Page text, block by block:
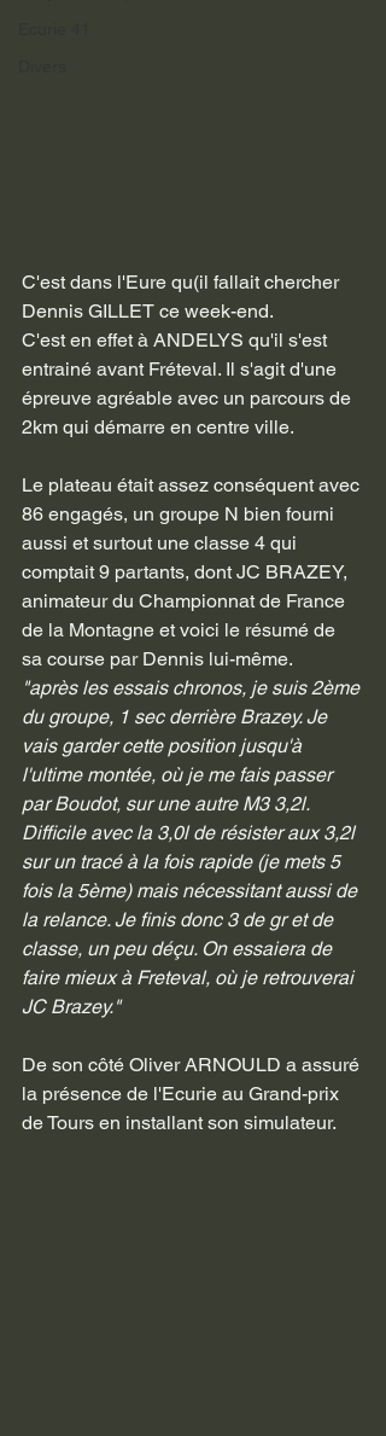
C'est dans l'Eure qu(il fallait chercher
Dennis GILLET ce week-end.
C'est en effet à ANDELYS qu'il s'est
entrainé avant Fréteval. Il s'agit d'une
épreuve agréable avec un parcours de
2km qui démarre en centre ville.
Le plateau était assez conséquent avec
86 engagés, un groupe N bien fourni
aussi et surtout une classe 4 qui
comptait 9 partants, dont JC BRAZEY,
animateur du Championnat de France
de la Montagne et voici le résumé de
sa course par Dennis lui-même.
"après les essais chronos, je suis 2ème
du groupe, 1 sec derrière Brazey. Je
vais garder cette position jusqu'à
l'ultime montée, où je me fais passer
par Boudot, sur une autre M3 3,2l.
Difficile avec la 3,0l de résister aux 3,2l
sur un tracé à la fois rapide (je mets 5
fois la 5ème) mais nécessitant aussi de
la relance. Je finis donc 3 de gr et de
classe, un peu déçu. On essaiera de
faire mieux à Freteval, où je retrouverai
JC Brazey."
De son côté Oliver ARNOULD a assuré
la présence de l'Ecurie au Grand-prix
de Tours en installant son simulateur.